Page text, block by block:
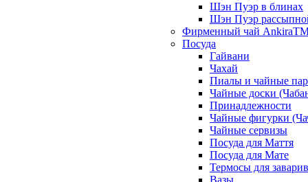
Шэн Пуэр в блинах
Шэн Пуэр
Фирменный чай
Посуда
Гайвани
Чахай
Пиалы и чайные
Чайные доски
Принадлежности
Чайные фигурки
Чайные сервизы
Посуда для Маття
Посуда для Мате
Термосы для
Вазы